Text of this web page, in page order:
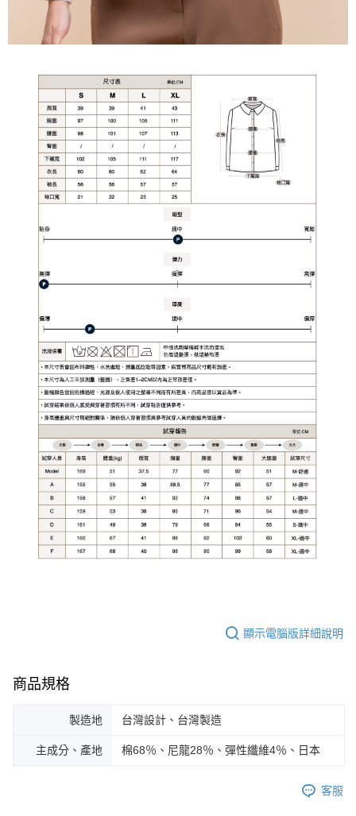
顯示電腦版詳細說明
商品規格
製造地 台灣設計、台灣製造
主成分、產地 棉68％、尼龍28％、彈性纖維4％、日本
客服